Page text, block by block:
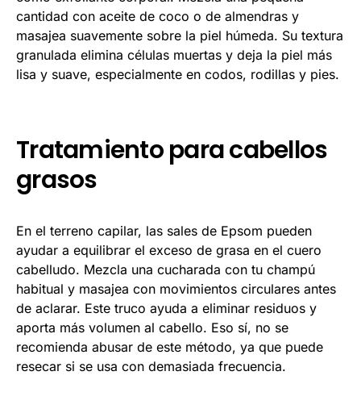
cantidad con aceite de coco o de almendras y
masajea suavemente sobre la piel húmeda. Su textura
granulada elimina células muertas y deja la piel más
lisa y suave, especialmente en codos, rodillas y pies.
Tratamiento para cabellos
grasos
En el terreno capilar, las sales de Epsom pueden
ayudar a equilibrar el exceso de grasa en el cuero
cabelludo. Mezcla una cucharada con tu champú
habitual y masajea con movimientos circulares antes
de aclarar. Este truco ayuda a eliminar residuos y
aporta más volumen al cabello. Eso sí, no se
recomienda abusar de este método, ya que puede
resecar si se usa con demasiada frecuencia.